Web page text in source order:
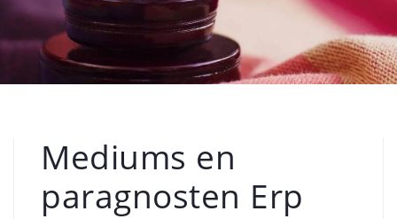
Mediums en
paragnosten Erp